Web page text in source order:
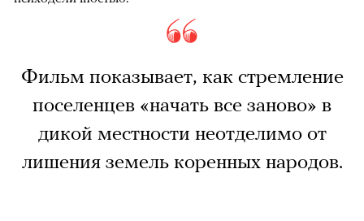
Фильм показывает, как стремление
поселенцев «начать все заново» в
дикой местности неотделимо от
лишения земель коренных народов.